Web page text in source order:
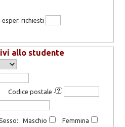
esper. richiesti
allo studente
Codice postale
Maschio Femmina